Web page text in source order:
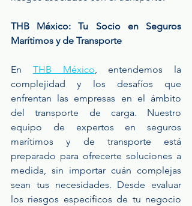
THB México: Tu Socio en Seguros
Marítimos y de Transporte
En THB México, entendemos la
complejidad y los desafíos que
enfrentan las empresas en el ámbito
del transporte de carga. Nuestro
equipo de expertos en seguros
marítimos y de transporte está
preparado para ofrecerte soluciones a
medida, sin importar cuán complejas
sean tus necesidades. Desde evaluar
los riesgos específicos de tu negocio